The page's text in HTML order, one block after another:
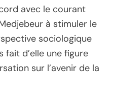
avec le courant
à stimuler le
sociologique
fait d’elle une figure
sur l’avenir de la